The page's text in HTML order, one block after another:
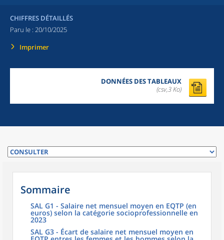
CHIFFRES DÉTAILLÉS
Paru le : 20/10/2025
Imprimer
DONNÉES DES TABLEAUX
(csv,3 Ko)
Sommaire
SAL G1 - Salaire net mensuel moyen en EQTP (en
euros) selon la catégorie socioprofessionnelle en
2023
SAL G3 - Écart de salaire net mensuel moyen en